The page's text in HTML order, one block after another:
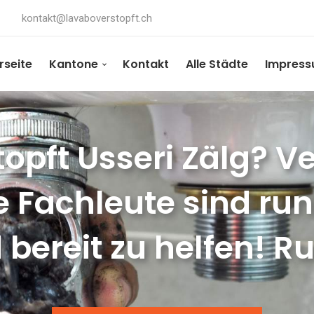
kontakt@lavaboverstopft.ch
Kantone Kontakt Alle Städte
Usseri Zälg?
Fachleute sind
zu helfen!